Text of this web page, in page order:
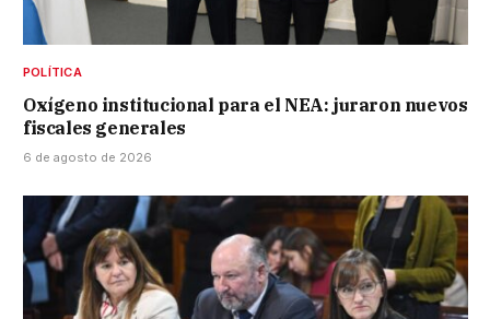
POLÍTICA
Oxígeno institucional para el NEA: juraron nuevos
fiscales generales
6 de agosto de 2026